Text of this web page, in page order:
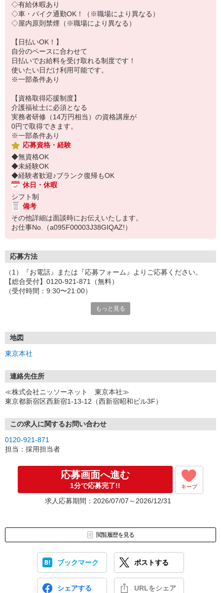
◇有給休暇あり
◇車・バイク通勤OK！（※職場により異なる）
◇屋内原則禁煙（※職場により異なる）
【日払いOK！】
自分のペースに合わせて
日払いでお給料を受け取れる制度です！
使いたい日だけ利用可能です。
※一部条件あり
【資格取得応援制度】
介護福祉士に必須となる
実務者研修（14万円相当）の資格講座が
0円で取得できます。
※一部条件あり
応募資格・経験
◆無資格OK
◆未経験OK
◆経験者歓迎♪ブランク復帰もOK
休日・休暇
シフト制
備考
その他詳細は面談時にお伝えいたします。
お仕事No.（a095F00003J38GIQAZ!）
応募方法
（1）『お電話』または『応募フォーム』よりご応募ください。
【総合受付】0120-921-871（無料）
（受付時間：9:30〜21:00）
「e-aidemを見て」とお伝えいただけるとスムーズです。
◎応募フォームからのご応募は24時間受付中です！
（2）面談・登録の実施
ご都合のよいお日にちをお聞かせください。
↓
（3）選考・お仕事のご案内
↓
※紹介予定派遣・職業紹介などで、正職員登用前提でのお仕事も可
能です。
もっと見る
地図
東京本社
連絡先住所
≪株式会社ニッソーネット 東京本社≫
東京都新宿区西新宿1-13-12（西新宿昭和ビル3F）
この求人に関するお問い合わせ
0120-921-871
担当：採用担当者
応募画面へ進む
1分で応募完了!! キープ
求人応募期間：2026/07/07～2026/12/31
閲覧履歴を見る
ブックマーク ポストする
シェアする URLをシェア